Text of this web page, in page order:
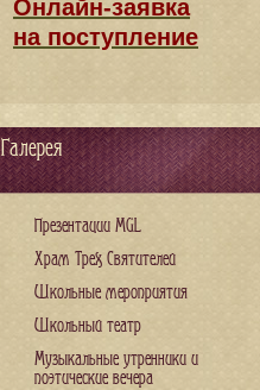
Онлайн-заявка
на поступление
Галерея
Презентации MGL
Храм Трех Святителей
Школьные мероприятия
Школьный театр
Музыкальные утренники и
поэтические вечера